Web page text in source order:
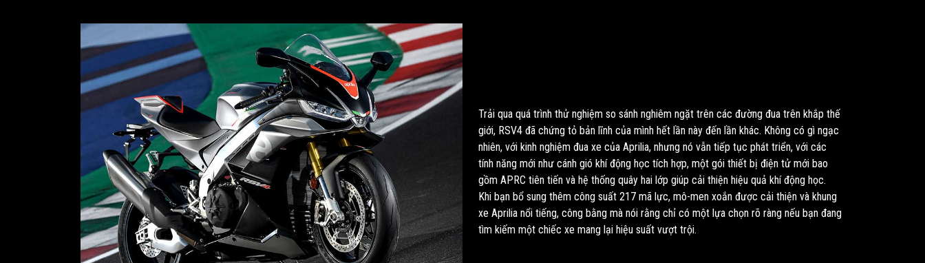
Trải qua quá trình thử nghiệm so sánh nghiêm ngặt trên các đường đua trên khắp thế
giới, RSV4 đã chứng tỏ bản lĩnh của mình hết lần này đến lần khác. Không có gì ngạc
nhiên, với kinh nghiệm đua xe của Aprilia, nhưng nó vẫn tiếp tục phát triển, với các
tính năng mới như cánh gió khí động học tích hợp, một gói thiết bị điện tử mới bao
gồm APRC tiên tiến và hệ thống quây hai lớp giúp cải thiện hiệu quả khí động học.
Khi bạn bổ sung thêm công suất 217 mã lực, mô-men xoắn được cải thiện và khung
xe Aprilia nổi tiếng, công bằng mà nói rằng chỉ có một lựa chọn rõ ràng nếu bạn đang
tìm kiếm một chiếc xe mang lại hiệu suất vượt trội.